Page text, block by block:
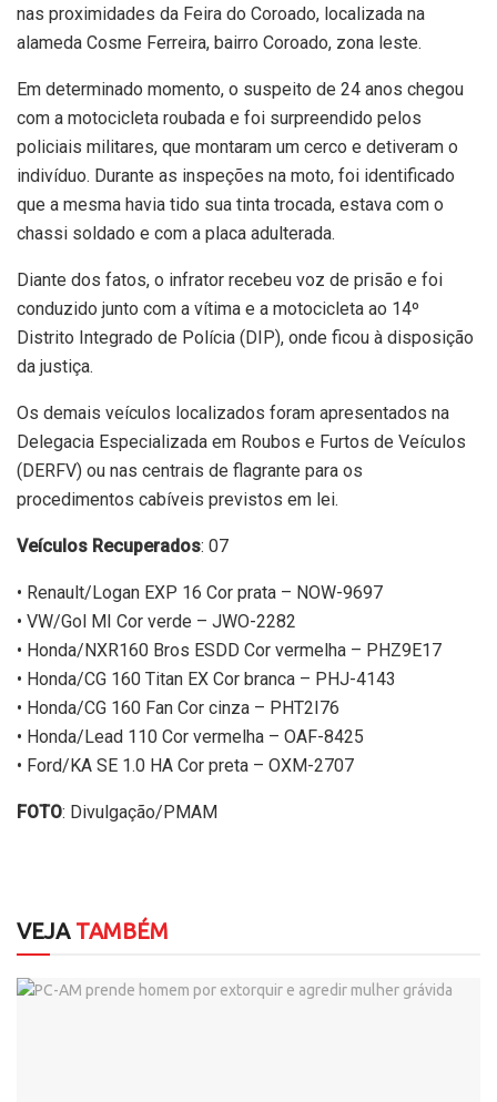
nas proximidades da Feira do Coroado, localizada na
alameda Cosme Ferreira, bairro Coroado, zona leste.
Em determinado momento, o suspeito de 24 anos chegou
com a motocicleta roubada e foi surpreendido pelos
policiais militares, que montaram um cerco e detiveram o
indivíduo. Durante as inspeções na moto, foi identificado
que a mesma havia tido sua tinta trocada, estava com o
chassi soldado e com a placa adulterada.
Diante dos fatos, o infrator recebeu voz de prisão e foi
conduzido junto com a vítima e a motocicleta ao 14º
Distrito Integrado de Polícia (DIP), onde ficou à disposição
da justiça.
Os demais veículos localizados foram apresentados na
Delegacia Especializada em Roubos e Furtos de Veículos
(DERFV) ou nas centrais de flagrante para os
procedimentos cabíveis previstos em lei.
Veículos Recuperados: 07
• Renault/Logan EXP 16 Cor prata – NOW-9697
• VW/Gol MI Cor verde – JWO-2282
• Honda/NXR160 Bros ESDD Cor vermelha – PHZ9E17
• Honda/CG 160 Titan EX Cor branca – PHJ-4143
• Honda/CG 160 Fan Cor cinza – PHT2I76
• Honda/Lead 110 Cor vermelha – OAF-8425
• Ford/KA SE 1.0 HA Cor preta – OXM-2707
FOTO: Divulgação/PMAM
VEJATAMBÉM